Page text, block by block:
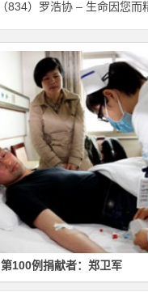
（834）罗浩协 – 生命因您
第100例捐献者：郑卫军